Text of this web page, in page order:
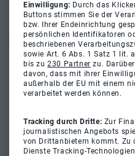
Einwilligung: Durch das
Buttons stimmen Sie der
bzw. Ihrer Endeinrichtung
persönlichen Identifikatoren
beschriebenen
sowie Art. 6 Abs. 1 Satz 1 lit.
bis zu230 Partner zu.
davon, dass mit ihrer
außerhalb der EU mit einem
verarbeitet werden können.
Tracking durch Dritte: Zur
journalistischen Angebots
von Drittanbietern kommt. Zu
Dienste Tracking-